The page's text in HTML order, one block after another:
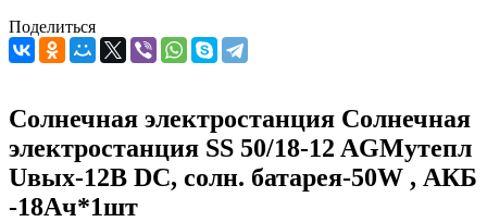
Поделиться
Солнечная электростанция Солнечная
электростанция SS 50/18-12 AGMутепл
Uвых-12В DC, солн. батарея-50W , АКБ
-18Aч*1шт